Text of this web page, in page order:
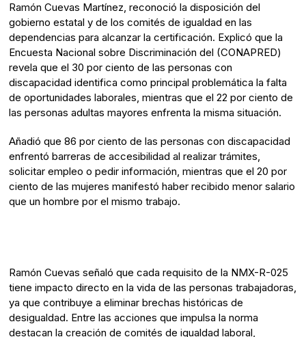
Ramón Cuevas Martínez, reconoció la disposición del
gobierno estatal y de los comités de igualdad en las
dependencias para alcanzar la certificación. Explicó que la
Encuesta Nacional sobre Discriminación del (CONAPRED)
revela que el 30 por ciento de las personas con
discapacidad identifica como principal problemática la falta
de oportunidades laborales, mientras que el 22 por ciento de
las personas adultas mayores enfrenta la misma situación.
Añadió que 86 por ciento de las personas con discapacidad
enfrentó barreras de accesibilidad al realizar trámites,
solicitar empleo o pedir información, mientras que el 20 por
ciento de las mujeres manifestó haber recibido menor salario
que un hombre por el mismo trabajo.
Ramón Cuevas señaló que cada requisito de la NMX-R-025
tiene impacto directo en la vida de las personas trabajadoras,
ya que contribuye a eliminar brechas históricas de
desigualdad. Entre las acciones que impulsa la norma
destacan la creación de comités de igualdad laboral,